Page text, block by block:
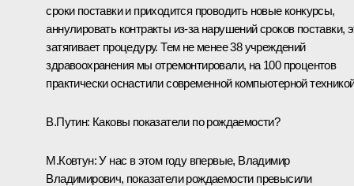
сроки поставки и приходится проводить новые конкурсы,
аннулировать контракты из‑за нарушений сроков поставки,
затягивает процедуру. Тем не менее 38 учреждений
здравоохранения мы отремонтировали, на 100 процентов
практически оснастили современной компьютерной
В.Путин: Каковы показатели по рождаемости?
М.Ковтун:У нас в этом году впервые, Владимир
Владимирович, показатели рождаемости превысили